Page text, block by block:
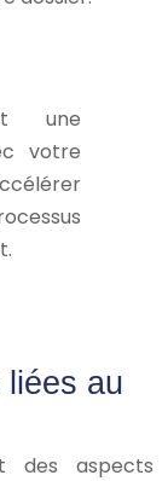
une
votre
au
des aspects